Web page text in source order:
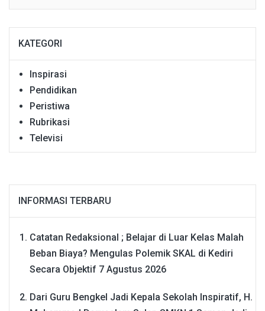
KATEGORI
Inspirasi
Pendidikan
Peristiwa
Rubrikasi
Televisi
INFORMASI TERBARU
Catatan Redaksional ; Belajar di Luar Kelas Malah
Beban Biaya? Mengulas Polemik SKAL di Kediri
Secara Objektif 7 Agustus 2026
Dari Guru Bengkel Jadi Kepala Sekolah Inspiratif, H.